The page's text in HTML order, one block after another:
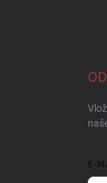
E-